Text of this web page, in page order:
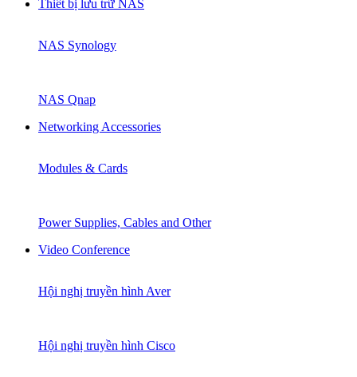
Thiết bị lưu trữ NAS
NAS Synology
NAS Qnap
Networking Accessories
Modules & Cards
Power Supplies, Cables and Other
Video Conference
Hội nghị truyền hình Aver
Hội nghị truyền hình Cisco